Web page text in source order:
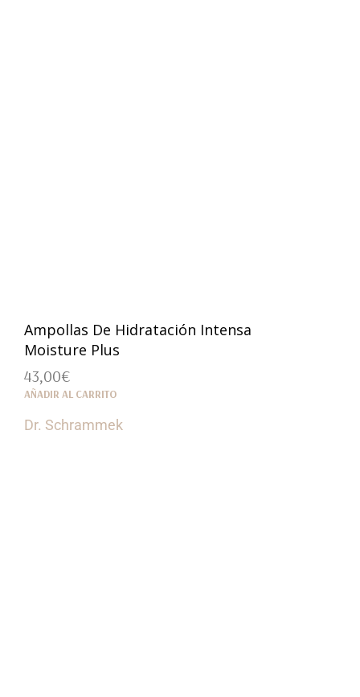
Ampollas De Hidratación Intensa
Moisture Plus
43,00€
AÑADIR AL CARRITO
Dr. Schrammek